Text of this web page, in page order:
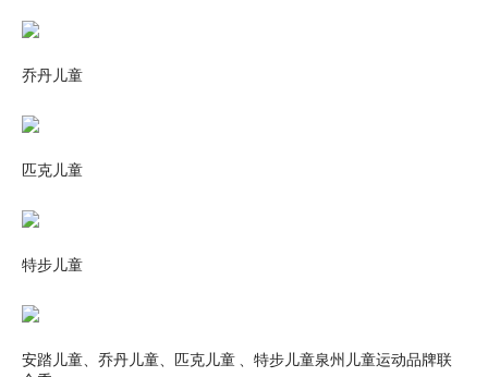
乔丹儿童
匹克儿童
特步儿童
安踏儿童、乔丹儿童、匹克儿童 、特步儿童泉州儿童运动品牌联